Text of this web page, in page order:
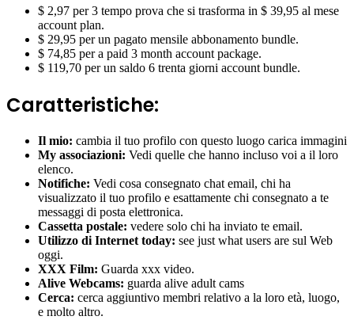
$ 2,97 per 3 tempo prova che si trasforma in $ 39,95 al mese
account plan.
$ 29,95 per un pagato mensile abbonamento bundle.
$ 74,85 per a paid 3 month account package.
$ 119,70 per un saldo 6 trenta giorni account bundle.
Caratteristiche:
Il mio: cambia il tuo profilo con questo luogo carica immagini
My associazioni: Vedi quelle che hanno incluso voi a il loro
elenco.
Notifiche: Vedi cosa consegnato chat email, chi ha
visualizzato il tuo profilo e esattamente chi consegnato a te
messaggi di posta elettronica.
Cassetta postale: vedere solo chi ha inviato te email.
Utilizzo di Internet today: see just what users are sul Web
oggi.
XXX Film: Guarda xxx video.
Alive Webcams: guarda alive adult cams
Cerca: cerca aggiuntivo membri relativo a la loro età, luogo,
e molto altro.